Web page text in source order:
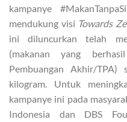
kampanye
mendukung visi Towards
ini diluncurkan telah
(makanan yang
Pembuangan Akhir/
kilogram. Untuk
kampanye ini pada
Indonesia dan DBS